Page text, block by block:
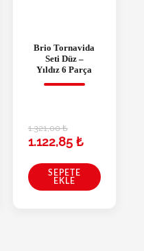
Brio Tornavida
Seti Düz –
Yıldız 6 Parça
1.321,00₺
1.122,85 ₺
SEPETE
EKLE